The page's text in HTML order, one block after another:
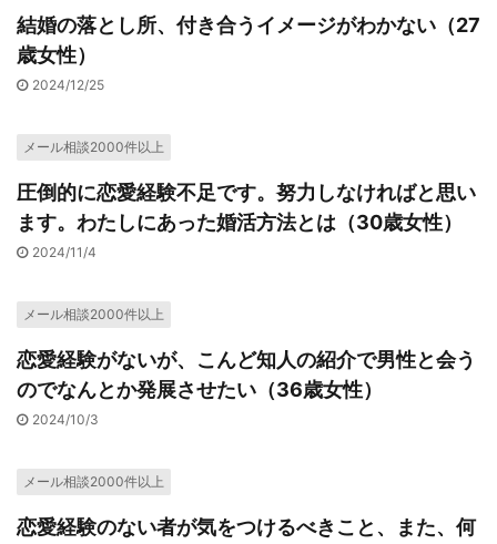
結婚の落とし所、付き合うイメージがわかない（27
歳女性）
2024/12/25
メール相談2000件以上
圧倒的に恋愛経験不足です。努力しなければと思い
ます。わたしにあった婚活方法とは（30歳女性）
2024/11/4
メール相談2000件以上
恋愛経験がないが、こんど知人の紹介で男性と会う
のでなんとか発展させたい（36歳女性）
2024/10/3
メール相談2000件以上
恋愛経験のない者が気をつけるべきこと、また、何